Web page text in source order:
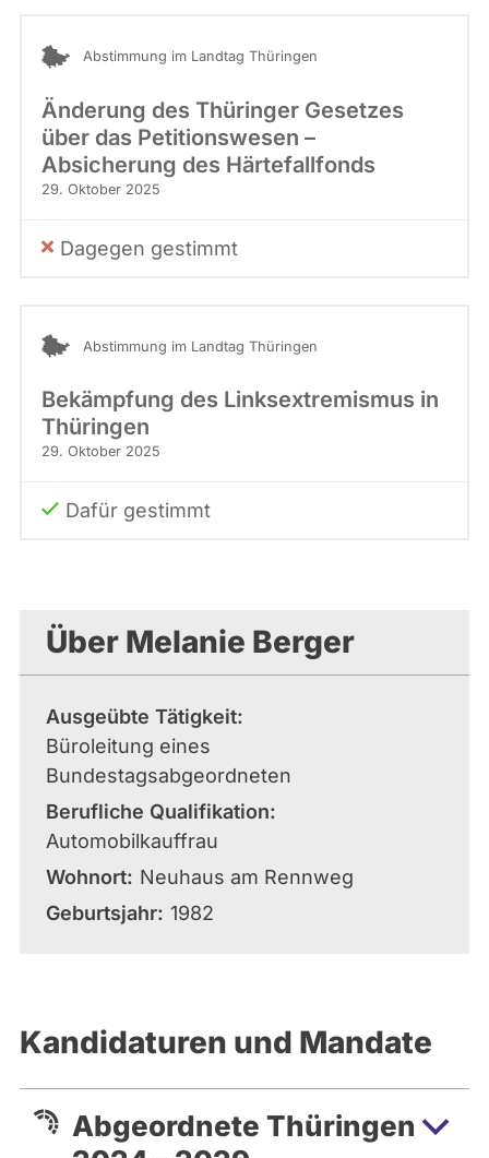
Abstimmung im Landtag Thüringen
Änderung des Thüringer Gesetzes
über das Petitionswesen –
Absicherung des Härtefallfonds
29. Oktober 2025
Dagegen gestimmt
Abstimmung im Landtag Thüringen
Bekämpfung des Linksextremismus in
Thüringen
29. Oktober 2025
Dafür gestimmt
Über Melanie Berger
Ausgeübte Tätigkeit
Büroleitung eines
Bundestagsabgeordneten
Berufliche Qualifikation
Automobilkauffrau
Wohnort
Neuhaus am Rennweg
Geburtsjahr 1982
Kandidaturen und Mandate
Abgeordnete Thüringen